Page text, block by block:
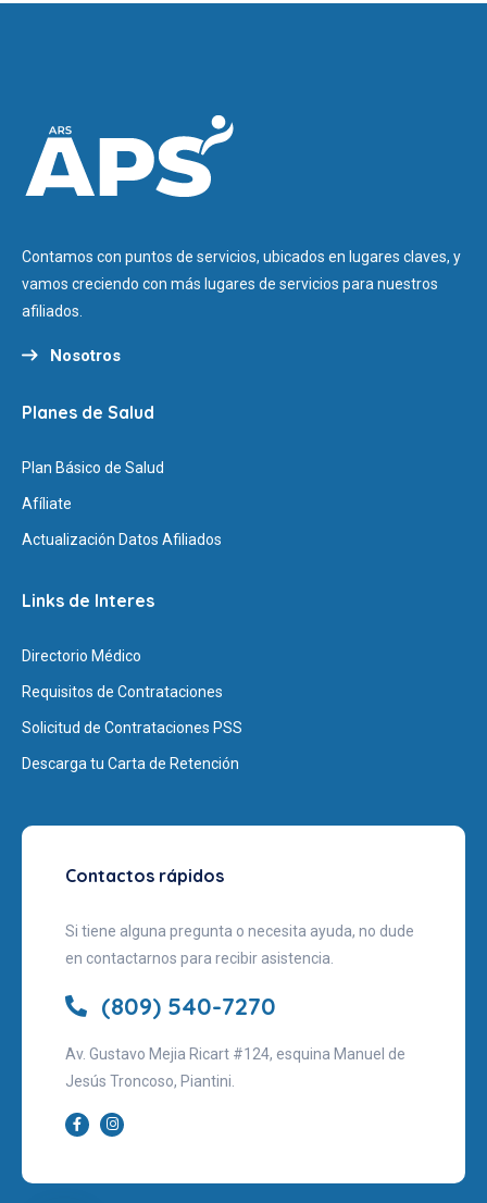
Contamos con puntos de servicios, ubicados en lugares claves, y
vamos creciendo con más lugares de servicios para nuestros
afiliados.
Nosotros
Planes de Salud
Plan Básico de Salud
Afíliate
Actualización Datos Afiliados
Links de Interes
Directorio Médico
Requisitos de Contrataciones
Solicitud de Contrataciones PSS
Descarga tu Carta de Retención
Contactos rápidos
Si tiene alguna pregunta o necesita ayuda, no dude
en contactarnos para recibir asistencia.
(809) 540-7270
Av. Gustavo Mejia Ricart #124, esquina Manuel de
Jesús Troncoso, Piantini.